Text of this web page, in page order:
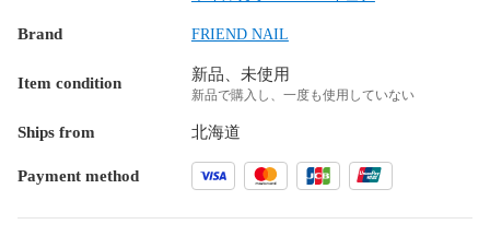
Brand FRIEND NAIL
Item condition 新品、未使用
新品で購入し、一度も使用していない
Ships from 北海道
Payment method